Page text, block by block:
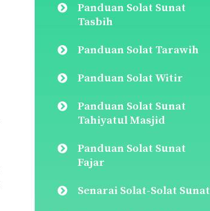
Panduan Solat Sunat
Tasbih
Panduan Solat Tarawih
Panduan Solat Witir
Panduan Solat Sunat
Tahiyatul Masjid
Panduan Solat Sunat
Fajar
Senarai Solat-Solat Sunat